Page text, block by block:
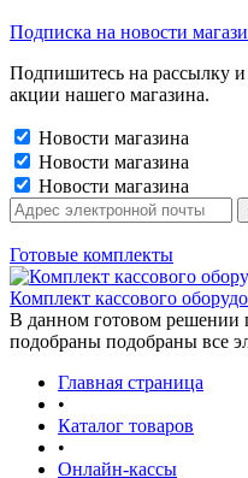
Подписка на новости
Подпишитесь на рассылку
акции нашего магазина.
Новости магазина
Новости магазина
Новости магазина
Готовые комплекты
Комплект кассового
В данном готовом решении
подобраны подобраны все
Главная страница
•
Каталог товаров
•
Онлайн-кассы